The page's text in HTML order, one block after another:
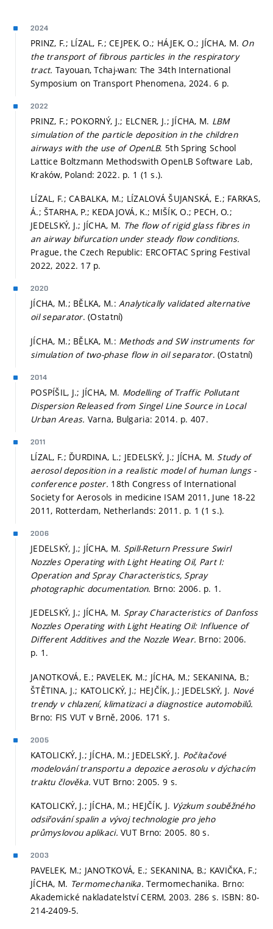
2024
PRINZ, F.; LÍZAL, F.; CEJPEK, O.; HÁJEK, O.; JÍCHA, M. On
the transport of fibrous particles in the respiratory
tract. Tayouan, Tchaj-wan: The 34th International
Symposium on Transport Phenomena, 2024. 6 p.
2022
PRINZ, F.; POKORNÝ, J.; ELCNER, J.; JÍCHA, M. LBM
simulation of the particle deposition in the children
airways with the use of OpenLB. 5th Spring School
Lattice Boltzmann Methodswith OpenLB Software Lab,
Kraków, Poland: 2022. p. 1 (1 s.).
LÍZAL, F.; CABALKA, M.; LÍZALOVÁ ŠUJANSKÁ, E.; FARKAS,
Á.; ŠTARHA, P.; KEDAJOVÁ, K.; MIŠÍK, O.; PECH, O.;
JEDELSKÝ, J.; JÍCHA, M. The flow of rigid glass fibres in
an airway bifurcation under steady flow conditions.
Prague, the Czech Republic: ERCOFTAC Spring Festival
2022, 2022. 17 p.
2020
JÍCHA, M.; BĚLKA, M.:Analytically validated alternative
oil separator. (Ostatní)
JÍCHA, M.; BĚLKA, M.: Methods and SW instruments for
simulation of two-phase flow in oil separator. (Ostatní)
2014
POSPÍŠIL, J.; JÍCHA, M. Modelling of Traffic Pollutant
Dispersion Released from Singel Line Source in Local
Urban Areas. Varna, Bulgaria: 2014. p. 407.
2011
LÍZAL, F.; ĎURDINA, L.; JEDELSKÝ, J.; JÍCHA, M. Study of
aerosol deposition in a realistic model of human lungs -
conference poster. 18th Congress of International
Society for Aerosols in medicine ISAM 2011, June 18-22
2011, Rotterdam, Netherlands: 2011. p. 1 (1 s.).
2006
JEDELSKÝ, J.; JÍCHA, M. Spill-Return Pressure Swirl
Nozzles Operating with Light Heating Oil, Part I:
Operation and Spray Characteristics, Spray
photographic documentation. Brno: 2006. p. 1.
JEDELSKÝ, J.; JÍCHA, M. Spray Characteristics of Danfoss
Nozzles Operating with Light Heating Oil: Influence of
Different Additives and the Nozzle Wear. Brno: 2006.
p. 1.
JANOTKOVÁ, E.; PAVELEK, M.; JÍCHA, M.; SEKANINA, B.;
ŠTĚTINA, J.; KATOLICKÝ, J.; HEJČÍK, J.; JEDELSKÝ, J. Nové
trendy v chlazení, klimatizaci a diagnostice automobilů.
Brno: FIS VUT v Brně, 2006. 171 s.
2005
KATOLICKÝ, J.; JÍCHA, M.; JEDELSKÝ, J. Počítačové
modelování transportu a depozice aerosolu v dýchacím
traktu člověka.VUT Brno: 2005. 9 s.
KATOLICKÝ, J.; JÍCHA, M.; HEJČÍK, J. Výzkum souběžného
odsiřování spalin a vývoj technologie pro jeho
průmyslovou aplikaci.VUT Brno: 2005. 80 s.
2003
PAVELEK, M.; JANOTKOVÁ, E.; SEKANINA, B.; KAVIČKA, F.;
JÍCHA, M. Termomechanika.Termomechanika. Brno:
Akademické nakladatelství CERM, 2003. 286 s. ISBN: 80-
214-2409-5.